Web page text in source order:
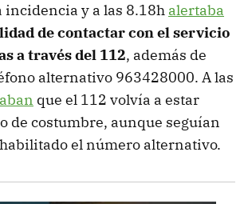
incidencia y a las 8.18h alertaba
de contactar con el servicio
a través del 112, además de
alternativo 963428000. A las
que el 112 volvía a estar
de costumbre, aunque seguían
el número alternativo.